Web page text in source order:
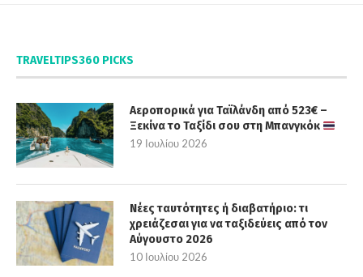
TRAVELTIPS360 PICKS
Αεροπορικά για Ταϊλάνδη από 523€ –
Ξεκίνα το Ταξίδι σου στη Μπανγκόκ
19 Ιουλίου 2026
Νέες ταυτότητες ή διαβατήριο: τι
χρειάζεσαι για να ταξιδεύεις από τον
Αύγουστο 2026
10 Ιουλίου 2026